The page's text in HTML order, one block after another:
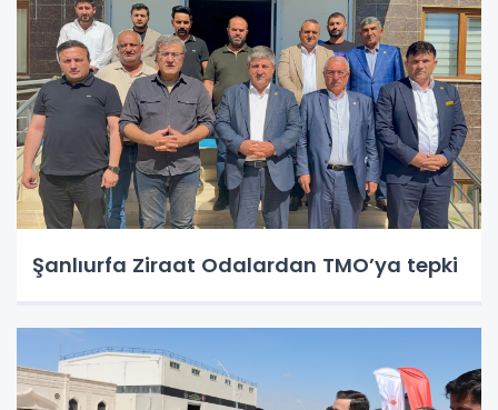
Şanlıurfa Ziraat Odalardan TMO’ya tepki